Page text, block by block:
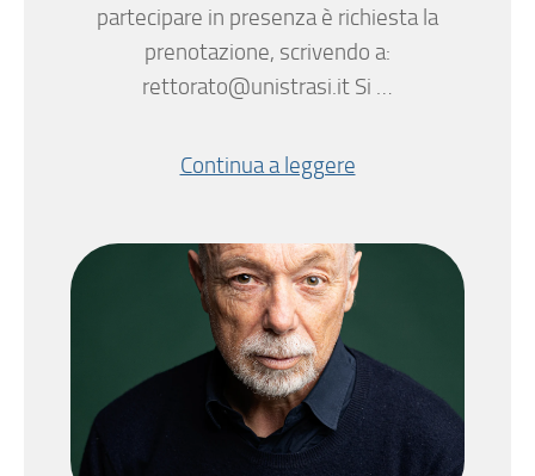
partecipare in presenza è richiesta la
prenotazione, scrivendo a:
rettorato@unistrasi.it Si …
Continua a leggere